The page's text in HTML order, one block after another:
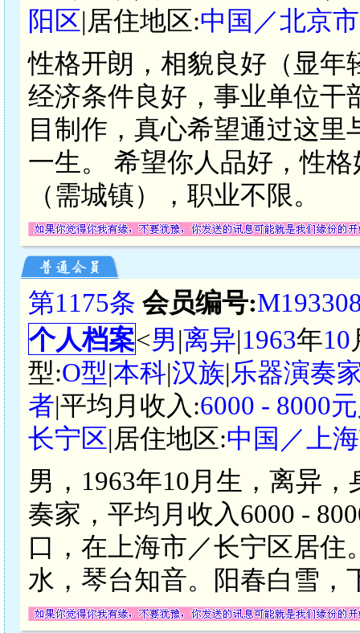
阳区|居住地区:中国／北京
性格开朗，相貌良好（显年
经济条件良好，事业单位干
目制作，真心希望通过这
一生。 希望你人品好，性
（需城镇），职业不限。
第1175条 会员编号:
个人档案<男|离异|1963年10
型:O型|本科|汉族|乐器演奏
者|平均月收入:6000 - 8000
长宁区|居住地区:中国／上
男，1963年10月生，离异
奏家，平均月收入6000 -
口，在上海市／长宁区居
水，琴台知音。阳春白雪，